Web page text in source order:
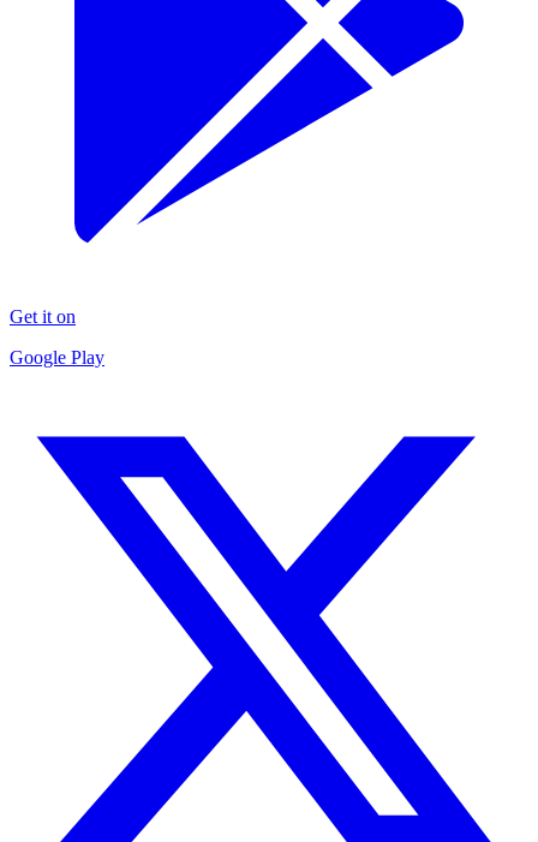
Get it on
Google Play